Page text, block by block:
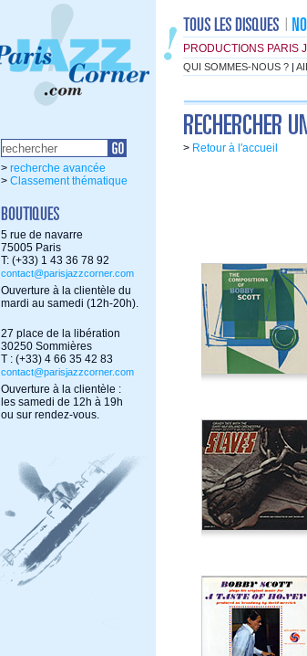
PRODUCTIONS PARIS
QUI SOMMES-NOUS ? |
> recherche avancée
> Classement thématique
5 rue de navarre
75005 Paris
T: (+33) 1 43 36 78 92
contact@parisjazzcorner.com
Ouverture à la clientèle du
mardi au samedi (12h-20h).
27 place de la libération
30250 Sommières
T : (+33) 4 66 35 42 83
contact@parisjazzcorner.com
Ouverture à la clientèle :
les samedi de 12h à 19h
ou sur rendez-vous.
> Retour à l'accueil